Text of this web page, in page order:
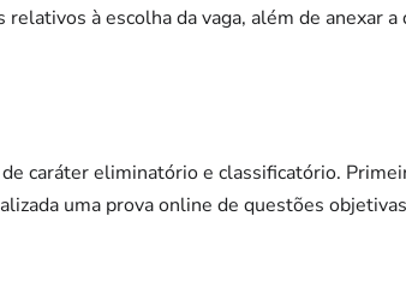
à escolha da vaga, além de anexar a
caráter eliminatório e classificatório.
uma prova online de questões